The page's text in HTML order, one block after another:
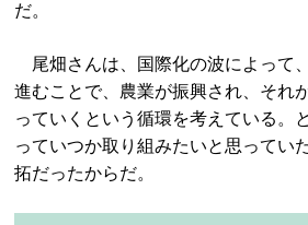
だ。
尾畑さんは、国際化の波によって
進むことで、農業が振興され、それ
っていくという循環を考えている。
っていつか取り組みたいと思ってい
拓だったからだ。